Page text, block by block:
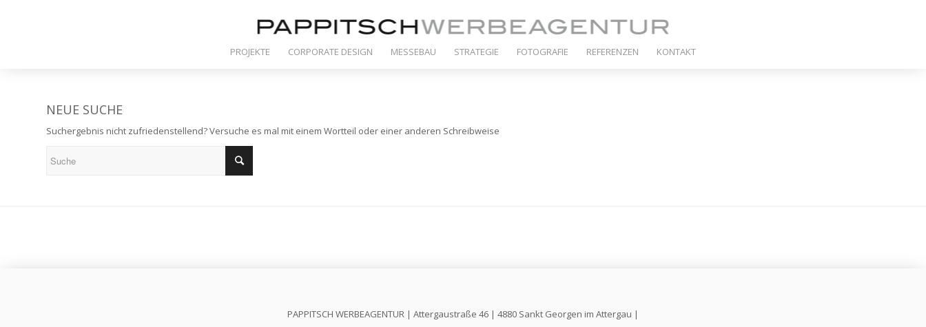
PROJEKTE CORPORATE DESIGN MESSEBAU STRATEGIE FOTOGRAFIE REFERENZEN KONTAKT
NEUE SUCHE
Suchergebnis nicht zufriedenstellend? Versuche es mal mit einem Wortteil oder einer anderen Schreibweise
PAPPITSCH WERBEAGENTUR | Attergaustraße 46 | 4880 Sankt Georgen im Attergau |